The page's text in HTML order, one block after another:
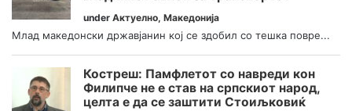
under Актуелно, Македонија
Млад македонски државјанин кој се здобил со тешка повре...
Костреш: Памфлетот со навреди кон
Филипче не е став на српскиот народ,
целта е да се заштити Стоиљковиќ